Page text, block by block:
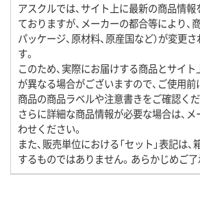
アスクルでは、サイト上に最新の商品情
ておりますが、メーカーの都合等により、商
パッケージ、原材料、原産国など）が変更
す。
このため、実際にお届けする商品とサイ
が異なる場合がございますので、ご使用
商品の商品ラベルや注意書きをご確認くだ
さらに詳細な商品情報が必要な場合は、
わせください。
また、販売単位における「セット」表記は
するものではありません。あらかじめご了